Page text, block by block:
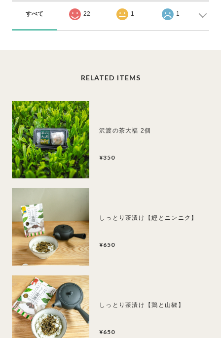
すべて 22 1 1
RELATED ITEMS
沢渡の茶大福 2個
¥350
しっとり茶漬け【鰹とニンニク】
¥650
しっとり茶漬け【鶏と山椒】
¥650